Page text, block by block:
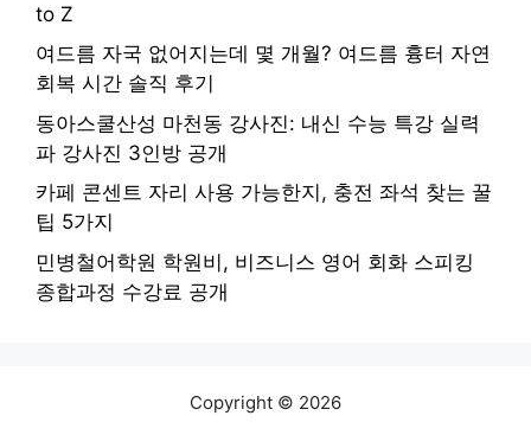
to Z
여드름 자국 없어지는데 몇 개월? 여드름 흉터 자연
회복 시간 솔직 후기
동아스쿨산성 마천동 강사진: 내신 수능 특강 실력
파 강사진 3인방 공개
카페 콘센트 자리 사용 가능한지, 충전 좌석 찾는 꿀
팁 5가지
민병철어학원 학원비, 비즈니스 영어 회화 스피킹
종합과정 수강료 공개
Copyright © 2026